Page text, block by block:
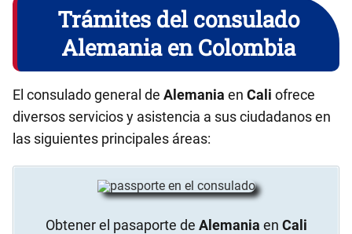
Trámites del consulado
Alemania en Colombia
El consulado general de Alemania en Cali ofrece
diversos servicios y asistencia a sus ciudadanos en
las siguientes principales áreas:
Obtener el pasaporte de Alemania en Cali